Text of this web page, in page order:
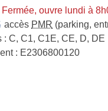
Fermée, ouvre lundi à
accès PMR (parking,
: C, C1, C1E, CE, D, DE
: E2306800120